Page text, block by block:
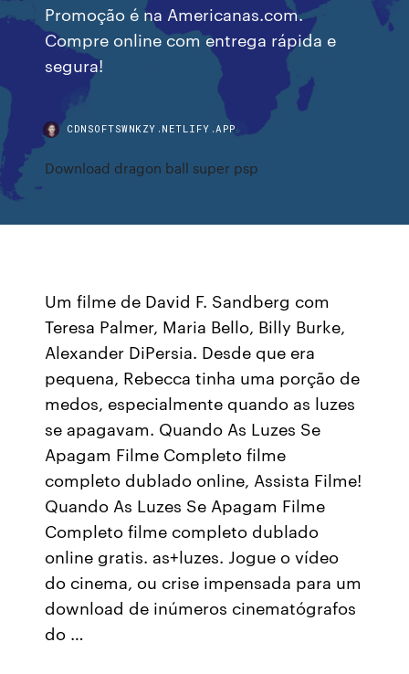
Promoção é na Americanas.com.
Compre online com entrega rápida e
segura!
CDNSOFTSWNKZY.NETLIFY.APP
Download dragon ball super psp
Um filme de David F. Sandberg com
Teresa Palmer, Maria Bello, Billy Burke,
Alexander DiPersia. Desde que era
pequena, Rebecca tinha uma porção de
medos, especialmente quando as luzes
se apagavam. Quando As Luzes Se
Apagam Filme Completo filme
completo dublado online, Assista Filme!
Quando As Luzes Se Apagam Filme
Completo filme completo dublado
online gratis. as+luzes. Jogue o vídeo
do cinema, ou crise impensada para um
download de inúmeros cinematógrafos
do …